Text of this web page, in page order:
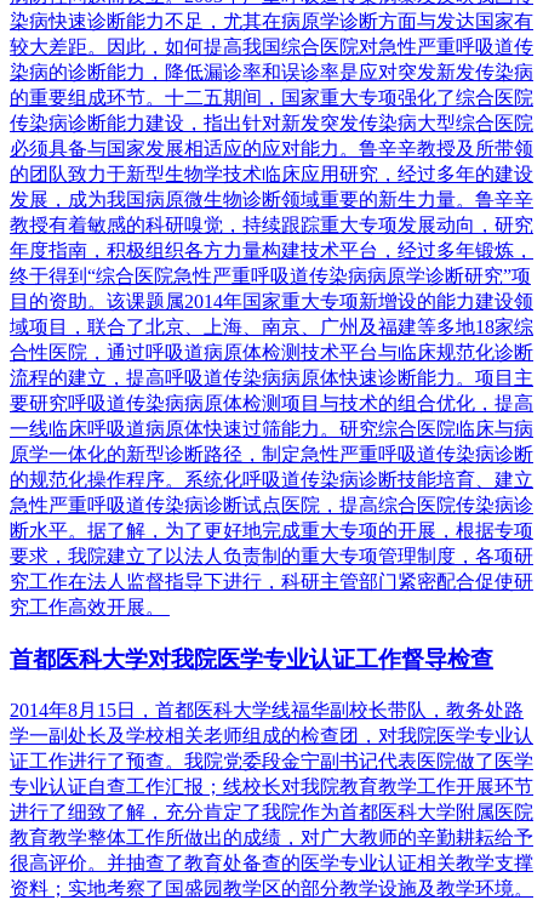
染病快速诊断能力不足，尤其在病原学诊断方面与发达国家有
较大差距。因此，如何提高我国综合医院对急性严重呼吸道传
染病的诊断能力，降低漏诊率和误诊率是应对突发新发传染病
的重要组成环节。十二五期间，国家重大专项强化了综合医院
传染病诊断能力建设，指出针对新发突发传染病大型综合医院
必须具备与国家发展相适应的应对能力。鲁辛辛教授及所带领
的团队致力于新型生物学技术临床应用研究，经过多年的建设
发展，成为我国病原微生物诊断领域重要的新生力量。鲁辛辛
教授有着敏感的科研嗅觉，持续跟踪重大专项发展动向，研究
年度指南，积极组织各方力量构建技术平台，经过多年锻炼，
终于得到“综合医院急性严重呼吸道传染病病原学诊断研究”项
目的资助。该课题属2014年国家重大专项新增设的能力建设领
域项目，联合了北京、上海、南京、广州及福建等多地18家综
合性医院，通过呼吸道病原体检测技术平台与临床规范化诊断
流程的建立，提高呼吸道传染病病原体快速诊断能力。项目主
要研究呼吸道传染病病原体检测项目与技术的组合优化，提高
一线临床呼吸道病原体快速过筛能力。研究综合医院临床与病
原学一体化的新型诊断路径，制定急性严重呼吸道传染病诊断
的规范化操作程序。系统化呼吸道传染病诊断技能培育、建立
急性严重呼吸道传染病诊断试点医院，提高综合医院传染病诊
断水平。据了解，为了更好地完成重大专项的开展，根据专项
要求，我院建立了以法人负责制的重大专项管理制度，各项研
究工作在法人监督指导下进行，科研主管部门紧密配合促使研
究工作高效开展。
首都医科大学对我院医学专业认证工作督导检查
2014年8月15日，首都医科大学线福华副校长带队，教务处路
学一副处长及学校相关老师组成的检查团，对我院医学专业认
证工作进行了预查。我院党委段金宁副书记代表医院做了医学
专业认证自查工作汇报；线校长对我院教育教学工作开展环节
进行了细致了解，充分肯定了我院作为首都医科大学附属医院
教育教学整体工作所做出的成绩，对广大教师的辛勤耕耘给予
很高评价。并抽查了教育处备查的医学专业认证相关教学支撑
资料；实地考察了国盛园教学区的部分教学设施及教学环境。